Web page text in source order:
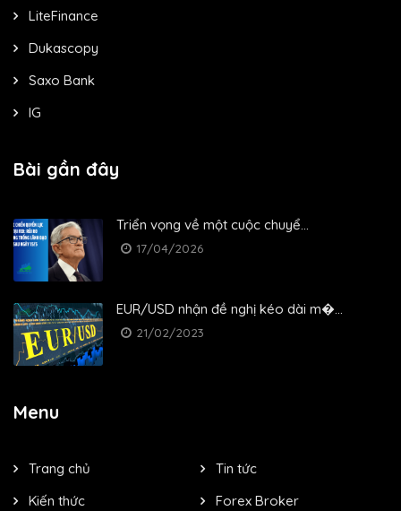
LiteFinance
Dukascopy
Saxo Bank
IG
Bài gần đây
Triển vọng về một cuộc chuyể...
17/04/2026
EUR/USD nhận đề nghị kéo dài m�...
21/02/2023
Menu
Trang chủ
Tin tức
Kiến thức
Forex Broker